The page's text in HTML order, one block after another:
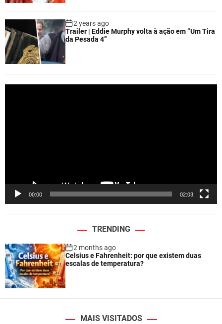
2 years ago
Trailer | Eddie Murphy volta à ação em “Um Tira
da Pesada 4”
00:00 02:03
TRENDING
2 months ago
Celsius e Fahrenheit: por que existem duas
escalas de temperatura?
MAIS VISITADOS